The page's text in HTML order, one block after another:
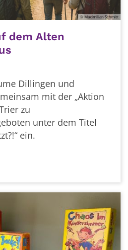
© Maximilian Schmitt
dem Alten
Dillingen und
mit der „Aktion
zu
unter dem Titel
ein.